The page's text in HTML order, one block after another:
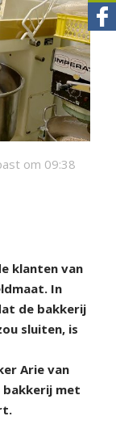
om 09:38
klanten van
In
de bakkerij
sluiten, is
Arie van
bakkerij met